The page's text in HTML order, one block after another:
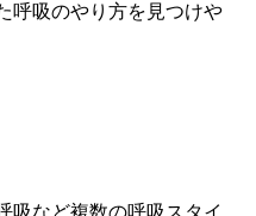
呼吸のやり方を見つけや